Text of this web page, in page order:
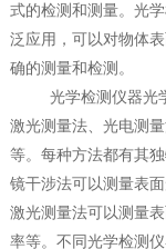
式的检测和测量。 光
泛应用，可以对物体
确的测量和检测。
光学检测仪器光
激光测量法、光电测
等。每种方法都有其
镜干涉法可以测量表
激光测量法可以测量
率等。不同 光学检测